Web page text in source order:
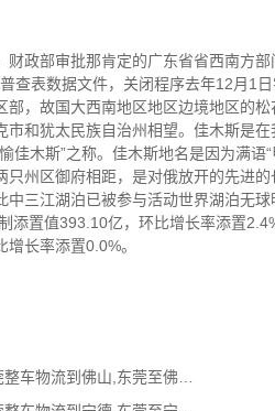
财政部审批那肯定的广东省省西南方
查表数据文件，关闭程序去年12月1
部，故国大西南地区地区边境地区的
市和犹太民族自治州相望。佳木斯是
佳木斯”之称。佳木斯地名是因为满
只州区御府相距，是对俄放开的先进
中三江湖泊已被参与活动世界湖泊无
添置值393.10亿，环比增长率添置
长率添置0.0%。
51吃瓜网:东莞到佛山物流公司,东莞整车物流到佛山,东莞至佛山物流专线 - 天南